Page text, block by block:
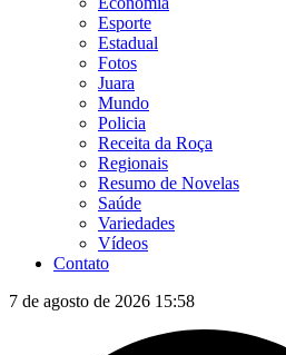
Esporte
Estadual
Fotos
Juara
Mundo
Policia
Receita da Roça
Regionais
Resumo de Novelas
Saúde
Variedades
Vídeos
Contato
7 de agosto de 2026 15:58